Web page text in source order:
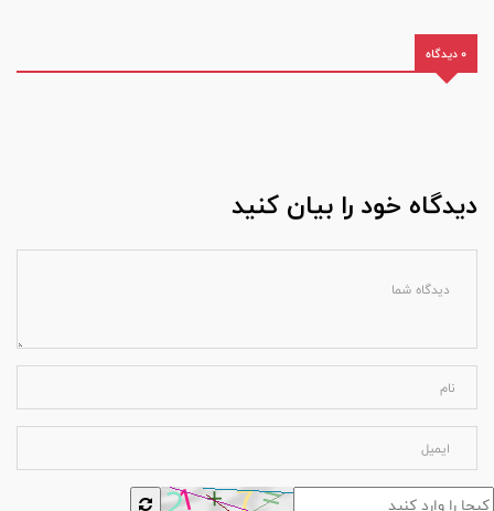
0 دیدگاه
دیدگاه خود را بیان کنید